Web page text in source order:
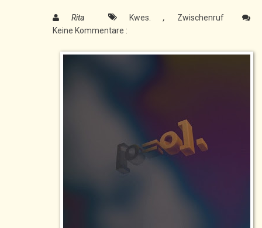
Rita Kwes. , Zwischenruf
Keine Kommentare :